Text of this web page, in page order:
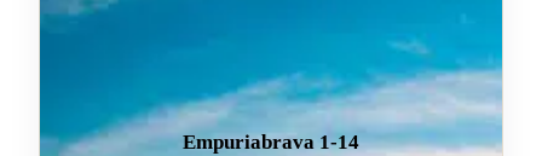
Empuriabrava 1-14